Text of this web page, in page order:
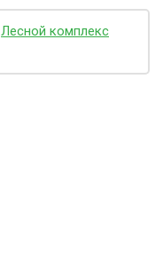
Лесной комплекс